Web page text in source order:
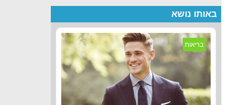
באותו נושא
בריאות